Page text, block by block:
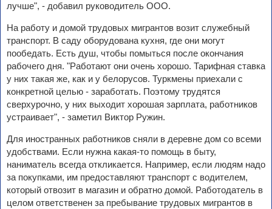
лучше", - добавил руководитель ООО.
На работу и домой трудовых мигрантов возит служебный
транспорт. В саду оборудована кухня, где они могут
пообедать. Есть душ, чтобы помыться после окончания
рабочего дня. "Работают они очень хорошо. Тарифная ставка
у них такая же, как и у белорусов. Туркмены приехали с
конкретной целью - заработать. Поэтому трудятся
сверхурочно, у них выходит хорошая зарплата, работников
устраивает", - заметил Виктор Ружин.
Для иностранных работников сняли в деревне дом со всеми
удобствами. Если нужна какая-то помощь в быту,
наниматель всегда откликается. Например, если людям надо
за покупками, им предоставляют транспорт с водителем,
который отвозит в магазин и обратно домой. Работодатель в
целом ответственен за пребывание трудовых мигрантов в